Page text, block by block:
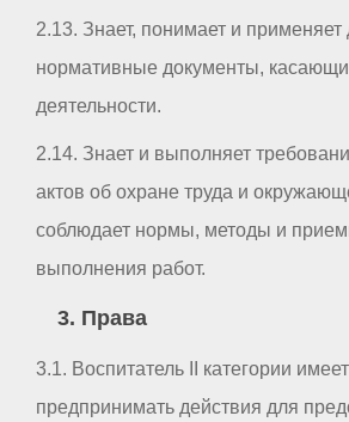
2.13. Знает, понимает и
нормативные документы,
деятельности.
2.14. Знает и выполняет
актов об охране труда и
соблюдает нормы, методы и
выполнения работ.
3. Права
3.1. Воспитатель II категории
предпринимать действия для